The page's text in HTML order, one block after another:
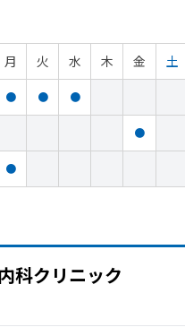
月 火 水 木 金 土
● ● ●
●
●
科クリニック